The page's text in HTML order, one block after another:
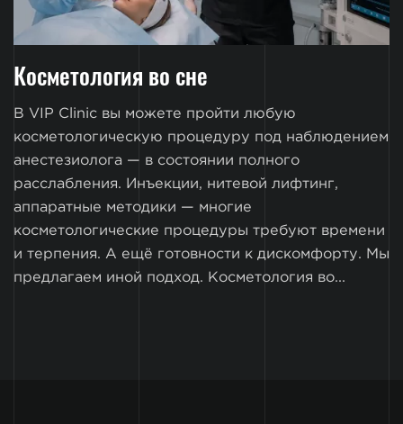
Косметология во сне
В VIP Clinic вы можете пройти любую
косметологическую процедуру под наблюдением
анестезиолога — в состоянии полного
расслабления. Инъекции, нитевой лифтинг,
аппаратные методики — многие
косметологические процедуры требуют времени
и терпения. А ещё готовности к дискомфорту. Мы
предлагаем иной подход. Косметология во...